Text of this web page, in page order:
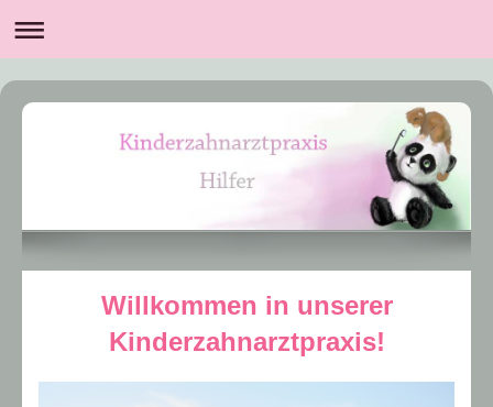
Willkommen in unserer
Kinderzahnarztpraxis!